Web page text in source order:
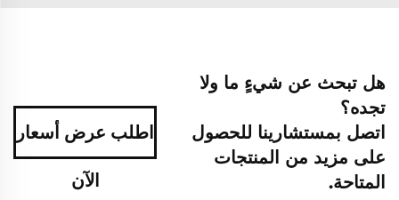
هل تبحث عن شيءٍ ما ولا
تجده؟
اتصل بمستشارينا للحصول
على مزيد من المنتجات
المتاحة.
اطلب عرض أسعار
الآن